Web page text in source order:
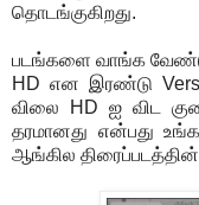
தொடங்குகிறது.
படங்களை வாங்க
HD என இரண்டு
விலை HD ஐ விட
தரமானது என்பது
ஆங்கில